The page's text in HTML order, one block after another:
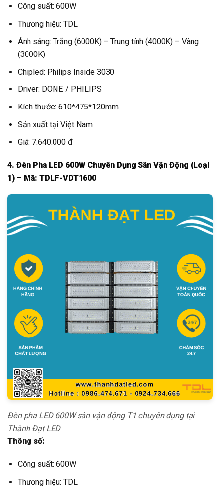
Công suất: 600W
Thương hiệu: TDL
Ánh sáng: Trắng (6000K) – Trung tính (4000K) – Vàng
(3000K)
Chipled: Philips Inside 3030
Driver: DONE / PHILIPS
Kích thước: 610*475*120mm
Sản xuất tại Việt Nam
Giá: 7.640.000 đ
4. Đèn Pha LED 600W Chuyên Dụng Sân Vận Động (Loại
1) – Mã: TDLF-VDT1600
Đèn pha LED 600W sân vận động T1 chuyên dụng tại
Thành Đạt LED
Thông số:
Công suất: 600W
Thương hiệu: TDL